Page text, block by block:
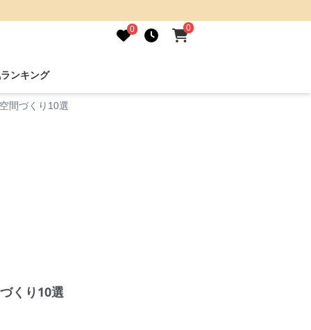
0 0
ランキング
間づくり10選
くり10選